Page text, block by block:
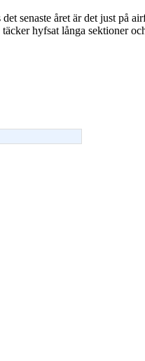
senaste året är det just på
hyfsat långa sektioner